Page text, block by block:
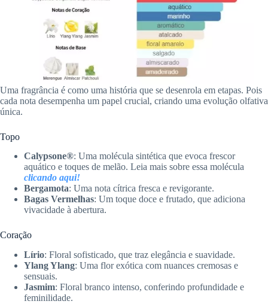
Uma fragrância é como uma história que se desenrola em etapas. Pois
cada nota desempenha um papel crucial, criando uma evolução olfativa
única.
Topo
Calypsone®: Uma molécula sintética que evoca frescor
aquático e toques de melão. Leia mais sobre essa molécula
clicando aqui!
Bergamota: Uma nota cítrica fresca e revigorante.
Bagas Vermelhas: Um toque doce e frutado, que adiciona
vivacidade à abertura.
Coração
Lírio: Floral sofisticado, que traz elegância e suavidade.
Ylang Ylang: Uma flor exótica com nuances cremosas e
sensuais.
Jasmim: Floral branco intenso, conferindo profundidade e
feminilidade.